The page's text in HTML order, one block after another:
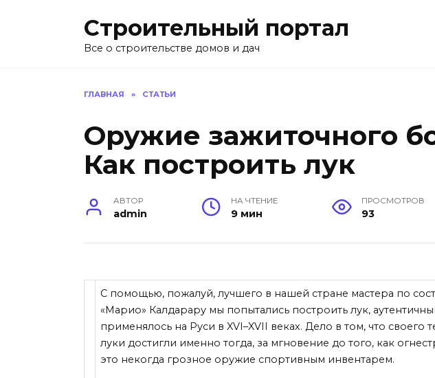
Строительный портал
Все о строительстве домов и дач
ГЛАВНАЯ » СТАТЬИ
Оружие зажиточного
Как построить лук
АВТОР
admin
НА ЧТЕНИЕ
9 мин
ПРОСМОТРОВ
93
С помощью, пожалуй, лучшего в нашей стране мастера по
«Марио» Калдарару мы попытались построить лук,
применялось на Руси в XVI–XVII веках. Дело в том, что своего
луки достигли именно тогда, за мгновение до того, как
это некогда грозное оружие спортивным инвентарем.